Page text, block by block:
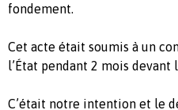
fondement.
Cet acte était soumis à un
l’État pendant 2 mois
C’était notre intention et le